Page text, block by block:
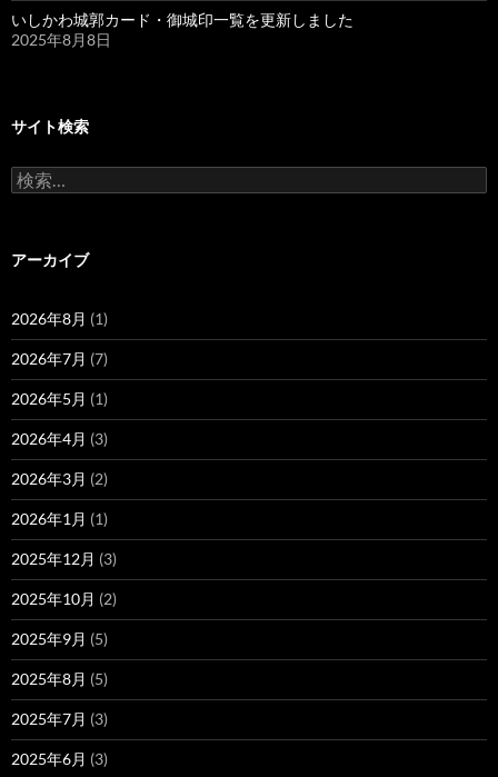
いしかわ城郭カード・御城印一覧を更新しました
2025年8月8日
サイト検索
検
索:
アーカイブ
2026年8月 (1)
2026年7月 (7)
2026年5月 (1)
2026年4月 (3)
2026年3月 (2)
2026年1月 (1)
2025年12月 (3)
2025年10月 (2)
2025年9月 (5)
2025年8月 (5)
2025年7月 (3)
2025年6月 (3)